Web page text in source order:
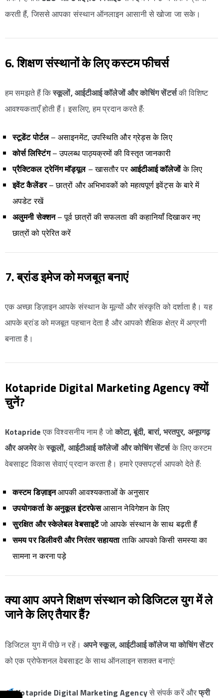
करती हैं, जिससे आपका संस्थान ऑनलाइन आसानी से खोजा जा सके।
6. शिक्षण संस्थानों के लिए कस्टम फीचर्स
हम समझते हैं किस्कूलों, आईटीआई कॉलेजों और कोचिंग सेंटर्सकी विशिष्ट
आवश्यकताएँ होती हैं। इसलिए, हम प्रदान करते हैं:
स्टूडेंट पोर्टल– असाइनमेंट, उपस्थिति और ग्रेड्स के लिए
कोर्स लिस्टिंग– उपलब्ध पाठ्यक्रमों की विस्तृत जानकारी
प्रैक्टिकल ट्रेनिंग मॉड्यूल– खासतौर परआईटीआई कॉलेजोंके लिए
इवेंट कैलेंडर– छात्रों और अभिभावकों को महत्वपूर्ण इवेंट्स के बारे में
अपडेट रखें
अलुमनी सेक्शन– पूर्व छात्रों की सफलता की कहानियाँ दिखाकर नए
छात्रों को प्रेरित करें
7. ब्रांड इमेज को मजबूत बनाएं
एक अच्छा डिज़ाइन आपके संस्थान के मूल्यों और संस्कृति को दर्शाता है। यह
आपके ब्रांड को मजबूत पहचान देता है और आपको शैक्षिक क्षेत्र में अग्रणी
बनाता है।
Kotapride Digital Marketing Agency क्यों
चुनें?
Kotaprideएक विश्वसनीय नाम है जोकोटा, बूंदी, बारां, भरतपुर, अनूपगढ़
और अजमेरकेस्कूलों, आईटीआई कॉलेजों और कोचिंग सेंटर्सके लिए कस्टम
वेबसाइट विकास सेवाएं प्रदान करता है। हमारे एक्सपर्ट्स आपको देते हैं:
कस्टम डिज़ाइनआपकी आवश्यकताओं के अनुसार
उपयोगकर्ता के अनुकूल इंटरफेसआसान नेविगेशन के लिए
सुरक्षित और स्केलेबल वेबसाइटेंजो आपके संस्थान के साथ बढ़ती हैं
समय पर डिलीवरी और निरंतर सहायताताकि आपको किसी समस्या का
सामना न करना पड़े
क्या आप अपने शिक्षण संस्थान को डिजिटल युग में ले
जाने के लिए तैयार हैं?
डिजिटल युग में पीछे न रहें। अपने स्कूल, आईटीआई कॉलेज या कोचिंग सेंटर
को एक प्रोफेशनल वेबसाइट के साथ ऑनलाइन सशक्त बनाएं!
Kotapride Digital Marketing Agencyसे संपर्क करें औरफ्री